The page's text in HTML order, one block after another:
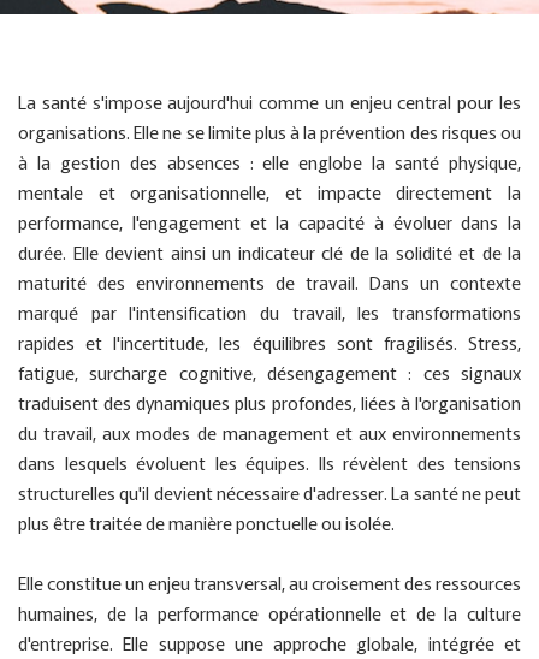
La santé s'impose aujourd'hui comme un enjeu central pour les
organisations. Elle ne se limite plus à la prévention des risques ou
à la gestion des absences : elle englobe la santé physique,
mentale et organisationnelle, et impacte directement la
performance, l'engagement et la capacité à évoluer dans la
durée. Elle devient ainsi un indicateur clé de la solidité et de la
maturité des environnements de travail. Dans un contexte
marqué par l'intensification du travail, les transformations
rapides et l'incertitude, les équilibres sont fragilisés. Stress,
fatigue, surcharge cognitive, désengagement : ces signaux
traduisent des dynamiques plus profondes, liées à l'organisation
du travail, aux modes de management et aux environnements
dans lesquels évoluent les équipes. Ils révèlent des tensions
structurelles qu'il devient nécessaire d'adresser. La santé ne peut
plus être traitée de manière ponctuelle ou isolée.
Elle constitue un enjeu transversal, au croisement des ressources
humaines, de la performance opérationnelle et de la culture
d'entreprise. Elle suppose une approche globale, intégrée et